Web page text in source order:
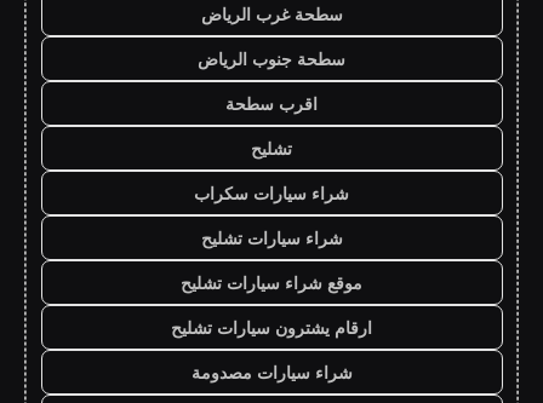
سطحة غرب الرياض
سطحة جنوب الرياض
اقرب سطحة
تشليح
شراء سيارات سكراب
شراء سيارات تشليح
موقع شراء سيارات تشليح
ارقام يشترون سيارات تشليح
شراء سيارات مصدومة